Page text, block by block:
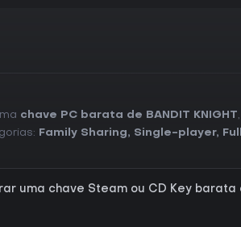
chave PC barata de BANDIT KNIGHT
Family Sharing, Single-player,
uma chave Steam ou CD Key barata